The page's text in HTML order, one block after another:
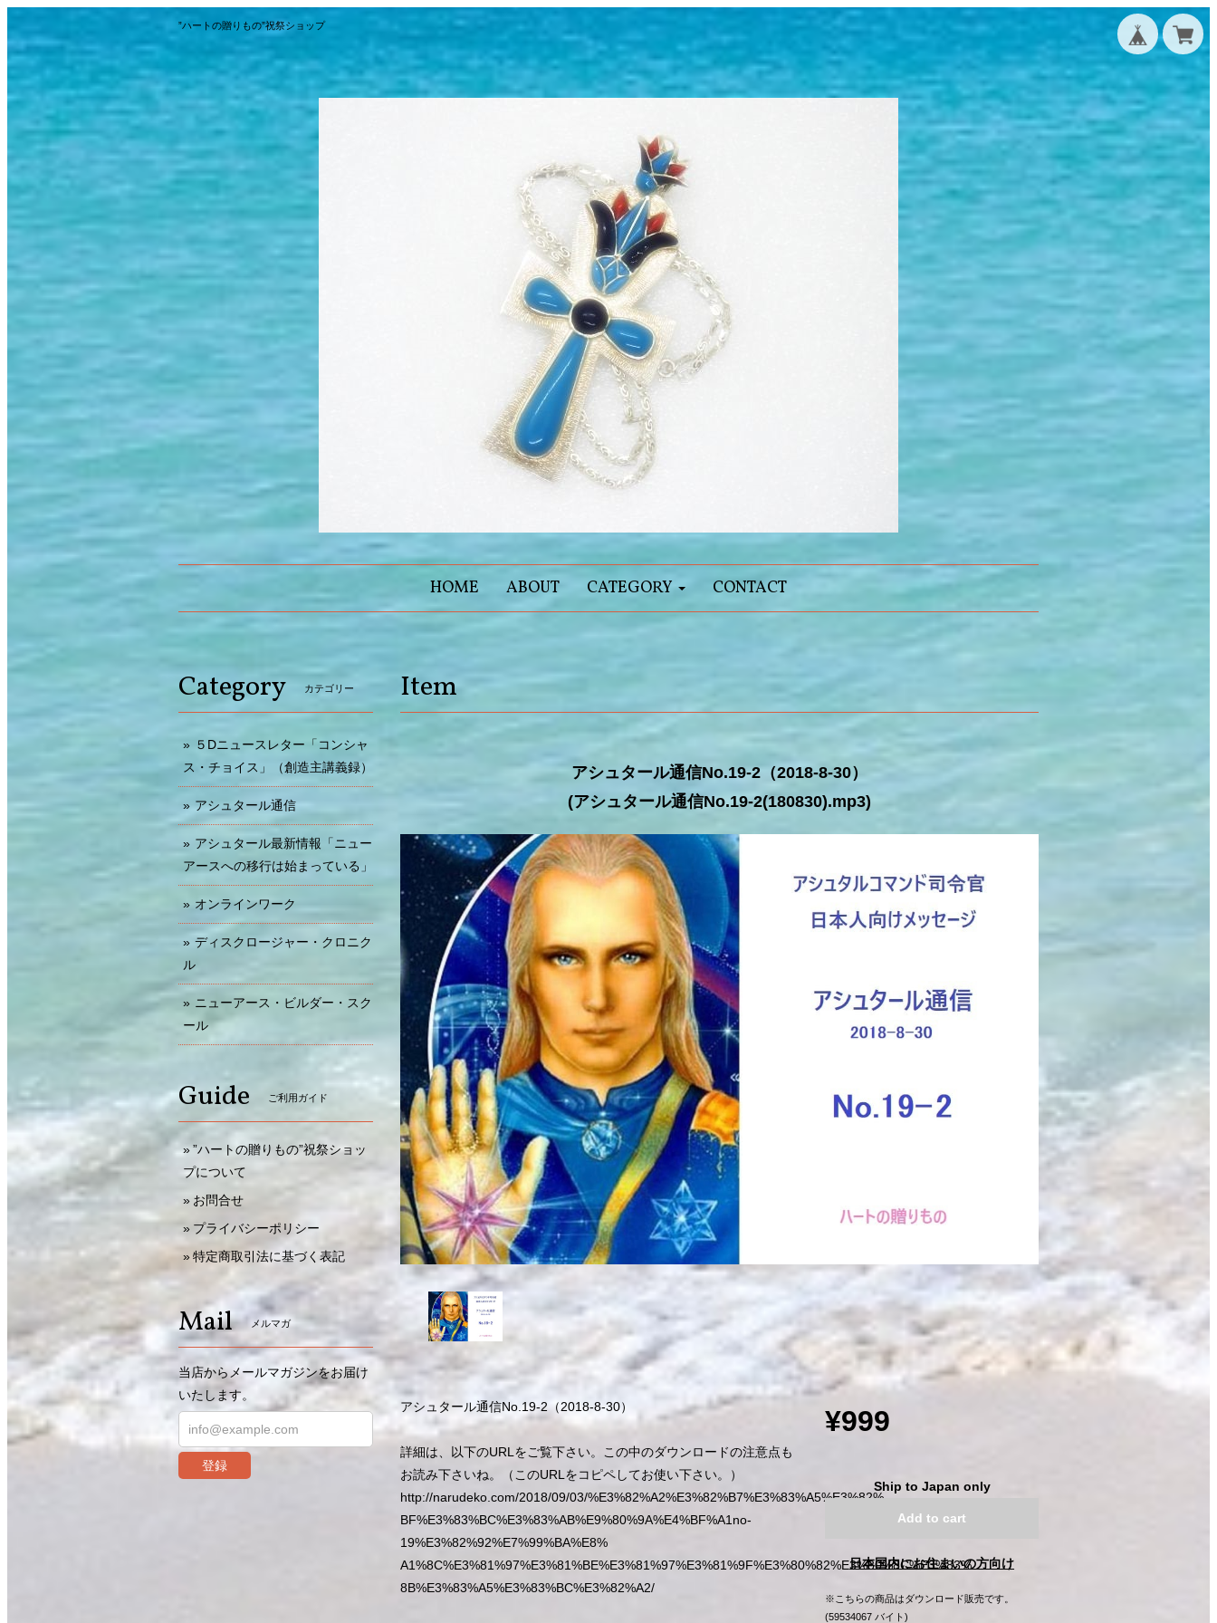
”ハートの贈りもの”祝祭ショップ
HOME ABOUT CATEGORY CONTACT
Item
アシュタール通信No.19-2（2018-8-30）
(アシュタール通信No.19-2(180830).mp3)
アシュタール通信No.19-2（2018-8-30）
詳細は、以下のURLをご覧下さい。この中のダウンロードの注意点も
お読み下さいね。（このURLをコピペしてお使い下さい。）
http://narudeko.com/2018/09/03/%E3%82%A2%E3%82%B7%E3%83%A5%E3%82%
BF%E3%83%BC%E3%83%AB%E9%80%9A%E4%BF%A1no-
19%E3%82%92%E7%99%BA%E8%
A1%8C%E3%81%97%E3%81%BE%E3%81%97%E3%81%9F%E3%80%82%E3%80%8C%E3%83%
8B%E3%83%A5%E3%83%BC%E3%82%A2/
¥999
Ship to Japan only
Add to cart
日本国内にお住まいの方向け
※こちらの商品はダウンロード販売です。
(59534067 バイト)
Category カテゴリー
５Dニュースレター「コンシャ
ス・チョイス」（創造主講義録）
アシュタール通信
アシュタール最新情報「ニュー
アースへの移行は始まっている」
オンラインワーク
ディスクロージャー・クロニク
ル
ニューアース・ビルダー・スク
ール
Guide ご利用ガイド
”ハートの贈りもの”祝祭ショッ
プについて
お問合せ
プライバシーポリシー
特定商取引法に基づく表記
Mail メルマガ
当店からメールマガジンをお届け
いたします。
登録